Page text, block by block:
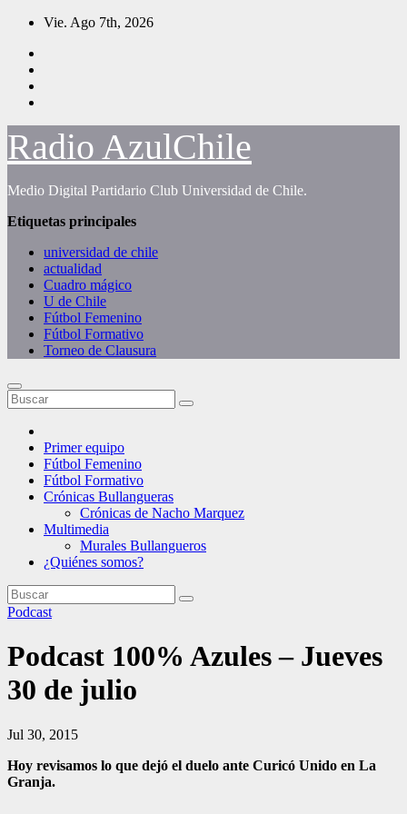
Saltar
contenido
Vie. Ago 7th, 2026
Radio AzulChile
Medio Digital Partidario Club Universidad de Chile.
Etiquetas principales
universidad de chile
actualidad
Cuadro mágico
U de Chile
Fútbol Femenino
Fútbol Formativo
Torneo de Clausura
Primer equipo
Fútbol Femenino
Fútbol Formativo
Crónicas Bullangueras
Crónicas de Nacho Marquez
Multimedia
Murales Bullangueros
¿Quiénes somos?
Podcast
Podcast 100% Azules – Jueves
30 de julio
Jul 30, 2015
Hoy revisamos lo que dejó el duelo ante Curicó Unido en La
Granja.